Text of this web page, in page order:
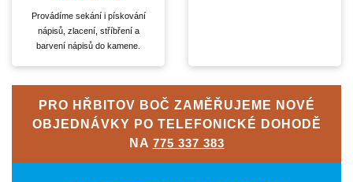
Provádíme sekání i pískování
nápisů, zlacení, stříbření a
barvení nápisů do kamene.
PRO HŘBITOV BOČ ZAMĚŘUJEME NOVÉ
OBJEDNÁVKY PO TELEFONICKÉ DOHODĚ
NA 775 337 383